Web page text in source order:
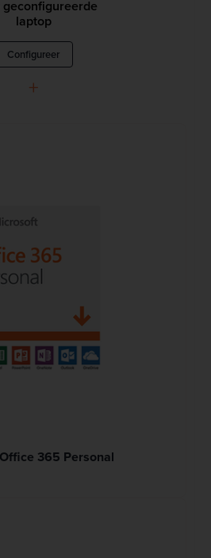
laptop
Configureer
+
365 Personal